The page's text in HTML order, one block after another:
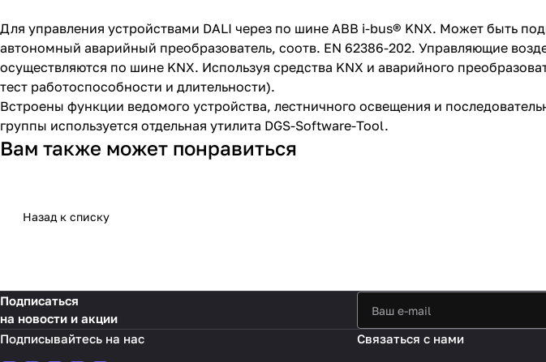
Для управления устройствами DALI через по шине ABB i-bus® KNX. Может быть
автономный аварийный преобразователь, соотв. EN 62386-202. Управляющие
осуществляются по шине KNX. Используя средства KNX и аварийного
тест работоспособности и длительности).
Встроены функции ведомого устройства, лестничного освещения и
группы используется отдельная утилита DGS-Software-Tool.
Вам также может понравиться
Назад к списку
Подписаться
на новости и акции
Связаться с нами